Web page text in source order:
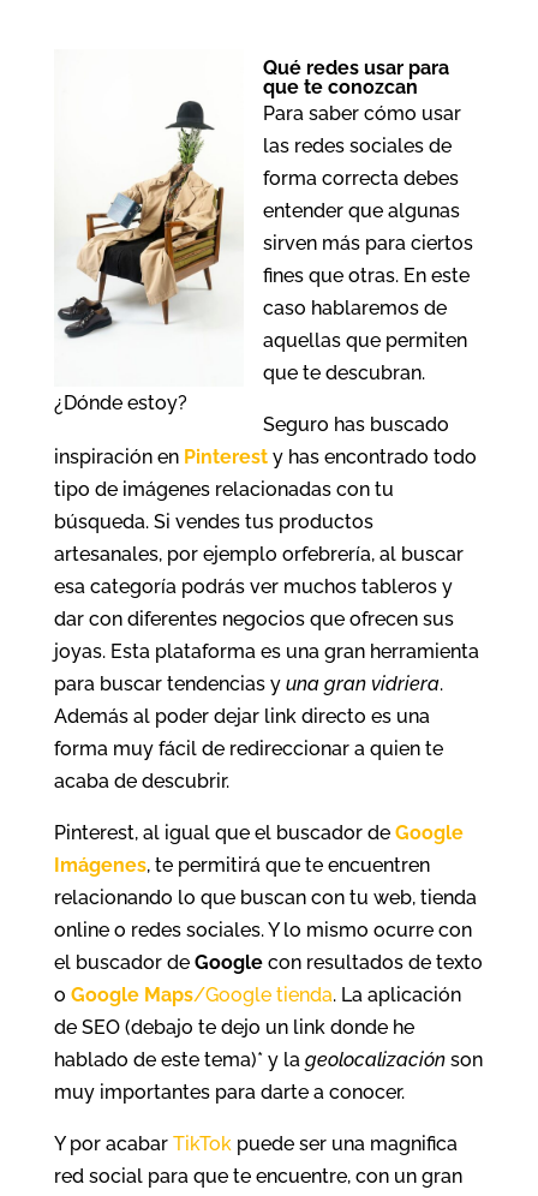
¿Dónde estoy?
Qué redes usar para
que te conozcan
Para saber cómo usar
las redes sociales de
forma correcta debes
entender que algunas
sirven más para ciertos
fines que otras. En este
caso hablaremos de
aquellas que permiten
que te descubran.
Seguro has buscado
inspiración en Pinteresty has encontrado todo
tipo de imágenes relacionadas con tu
búsqueda. Si vendes tus productos
artesanales, por ejemplo orfebrería, al buscar
esa categoría podrás ver muchos tableros y
dar con diferentes negocios que ofrecen sus
joyas. Esta plataforma es una gran herramienta
para buscar tendencias y una gran vidriera.
Además al poder dejar link directo es una
forma muy fácil de redireccionar a quien te
acaba de descubrir.
Pinterest, al igual que el buscador de Google
Imágenes, te permitirá que te encuentren
relacionando lo que buscan con tu web, tienda
online o redes sociales. Y lo mismo ocurre con
el buscador de Googlecon resultados de texto
o Google Maps/Google tienda. La aplicación
de SEO (debajo te dejo un link donde he
hablado de este tema)* y la geolocalizaciónson
muy importantes para darte a conocer.
Y por acabar TikTokpuede ser una magnifica
red social para que te encuentre, con un gran